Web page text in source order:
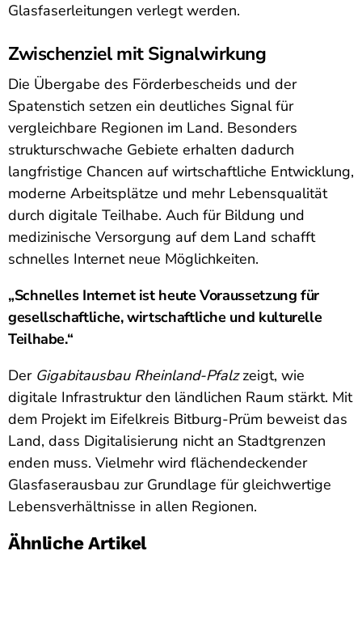
Glasfaserleitungen verlegt werden.
Zwischenziel mit Signalwirkung
Die Übergabe des Förderbescheids und der
Spatenstich setzen ein deutliches Signal für
vergleichbare Regionen im Land. Besonders
strukturschwache Gebiete erhalten dadurch
langfristige Chancen auf wirtschaftliche Entwicklung,
moderne Arbeitsplätze und mehr Lebensqualität
durch digitale Teilhabe. Auch für Bildung und
medizinische Versorgung auf dem Land schafft
schnelles Internet neue Möglichkeiten.
„Schnelles Internet ist heute Voraussetzung für
gesellschaftliche, wirtschaftliche und kulturelle
Teilhabe.“
Der Gigabitausbau Rheinland-Pfalzzeigt, wie
digitale Infrastruktur den ländlichen Raum stärkt. Mit
dem Projekt im Eifelkreis Bitburg-Prüm beweist das
Land, dass Digitalisierung nicht an Stadtgrenzen
enden muss. Vielmehr wird flächendeckender
Glasfaserausbau zur Grundlage für gleichwertige
Lebensverhältnisse in allen Regionen.
Ähnliche Artikel